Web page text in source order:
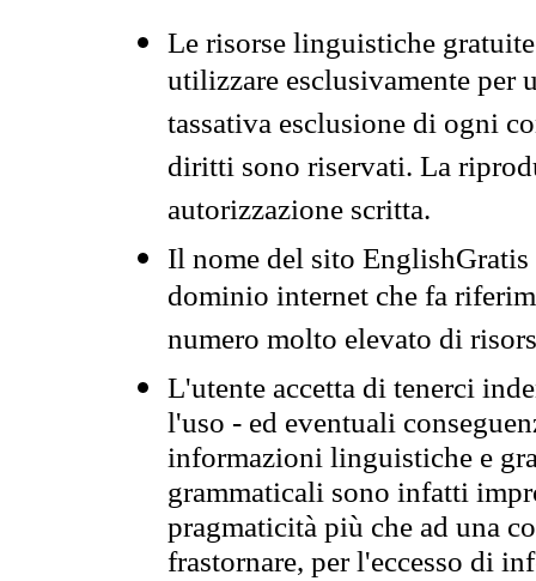
Le risorse linguistiche
utilizzare esclusivamente per
tassativa esclusione di ogni
diritti sono riservati. La
autorizzazione scritta.
Il nome del sito
dominio internet che fa
numero molto elevato di
L'utente accetta di tenerci
l'uso - ed eventuali
informazioni linguistiche e
grammaticali sono infatti
pragmaticità più che ad una
frastornare, per l'eccesso di